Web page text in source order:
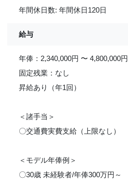
年間休日数: 年間休日120日
給与
年俸：2,340,000円 〜 4,800,000円
固定残業：なし
昇給あり（年1回）
＜諸手当＞
〇交通費実費支給（上限なし）
＜モデル年俸例＞
〇30歳 未経験者/年俸300万円～